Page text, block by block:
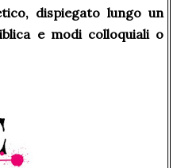
dispiegato lungo un
e modi colloquiali o